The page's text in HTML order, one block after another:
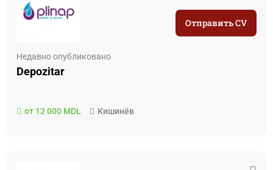
Недавно опубликовано
Depozitar
от 12 000 MDL Кишинёв
Отправить CV